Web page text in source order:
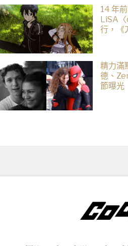
14 年
LiSA
行，《
精力滿
德、
節曝光